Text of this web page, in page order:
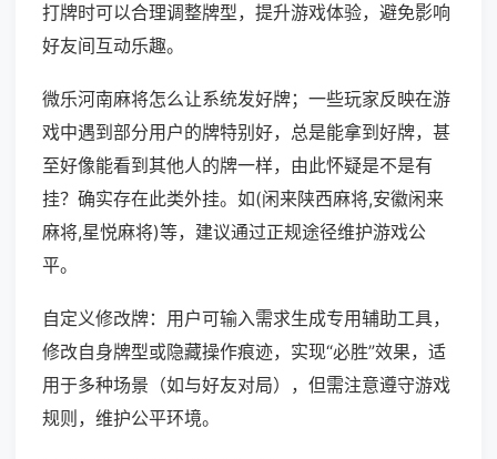
打牌时可以合理调整牌型，提升游戏体验，避免影响
好友间互动乐趣。
微乐河南麻将怎么让系统发好牌；一些玩家反映在游
戏中遇到部分用户的牌特别好，总是能拿到好牌，甚
至好像能看到其他人的牌一样，由此怀疑是不是有
挂？确实存在此类外挂。如(闲来陕西麻将,安徽闲来
麻将,星悦麻将)等，建议通过正规途径维护游戏公
平。
自定义修改牌：用户可输入需求生成专用辅助工具，
修改自身牌型或隐藏操作痕迹，实现“必胜”效果，适
用于多种场景（如与好友对局），但需注意遵守游戏
规则，维护公平环境。